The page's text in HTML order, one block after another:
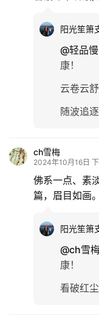
阳光笙箫
@轻品
康！
云卷云
随波追
ch雪梅
2024年10月16日
佛系一点、素
篇，眉目如画。
阳光笙箫
@ch雪
康！
看破红